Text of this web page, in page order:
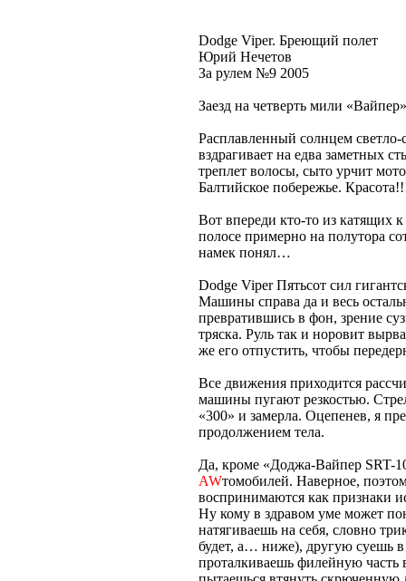
Dodge Viper. Бреющий полет
Юрий Нечетов
За рулем №9 2005
Заезд на четверть мили
Расплавленный солнцем светло-
вздрагивает на едва заметных
треплет волосы, сыто урчит
Балтийское побережье.
Вот впереди кто-то из катящих
полосе примерно на полутора
намек понял…
Dodge Viper Пятьсот сил
Машины справа да и весь
превратившись в фон, зрение
тряска. Руль так и норовит
же его отпустить, чтобы
Все движения приходится
машины пугают резкостью.
«300» и замерла. Оцепенев, я
продолжением тела.
Да, кроме «Доджа-Вайпер SRT-
AWтомобилей. Наверное,
воспринимаются как признаки
Ну кому в здравом уме может
натягиваешь на себя, словно
будет, а… ниже), другую суешь
проталкиваешь филейную часть